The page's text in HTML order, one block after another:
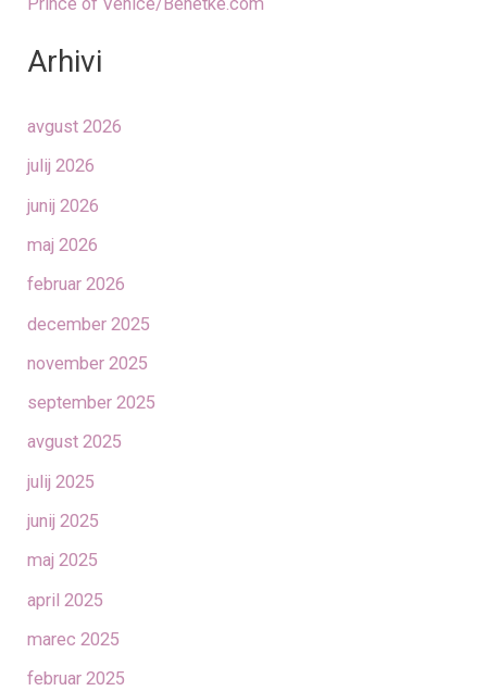
Arhivi
avgust 2026
julij 2026
junij 2026
maj 2026
februar 2026
december 2025
november 2025
september 2025
avgust 2025
julij 2025
junij 2025
maj 2025
april 2025
marec 2025
februar 2025